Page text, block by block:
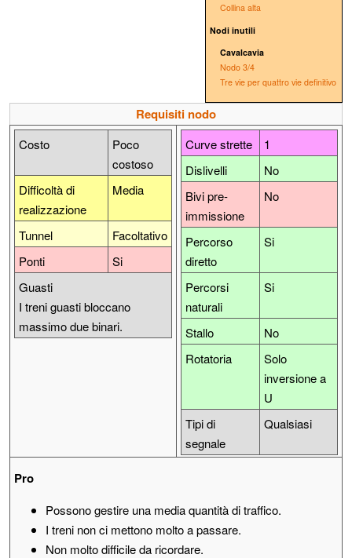
Collina alta
Nodi inutili
Cavalcavia
Nodo 3/4
Tre vie per quattro vie definitivo
Requisiti nodo
Costo
Poco
costoso
Difficoltà di
realizzazione
Media
Tunnel
Facoltativo
Ponti
Si
Guasti
I treni guasti bloccano
massimo due binari.
Curve strette
1
Dislivelli
No
Bivi pre-
immissione
No
Percorso
diretto
Si
Percorsi
naturali
Si
Stallo
No
Rotatoria
Solo
inversione a
U
Tipi di
segnale
Qualsiasi
Pro
Possono gestire una media quantità di traffico.
I treni non ci mettono molto a passare.
Non molto difficile da ricordare.